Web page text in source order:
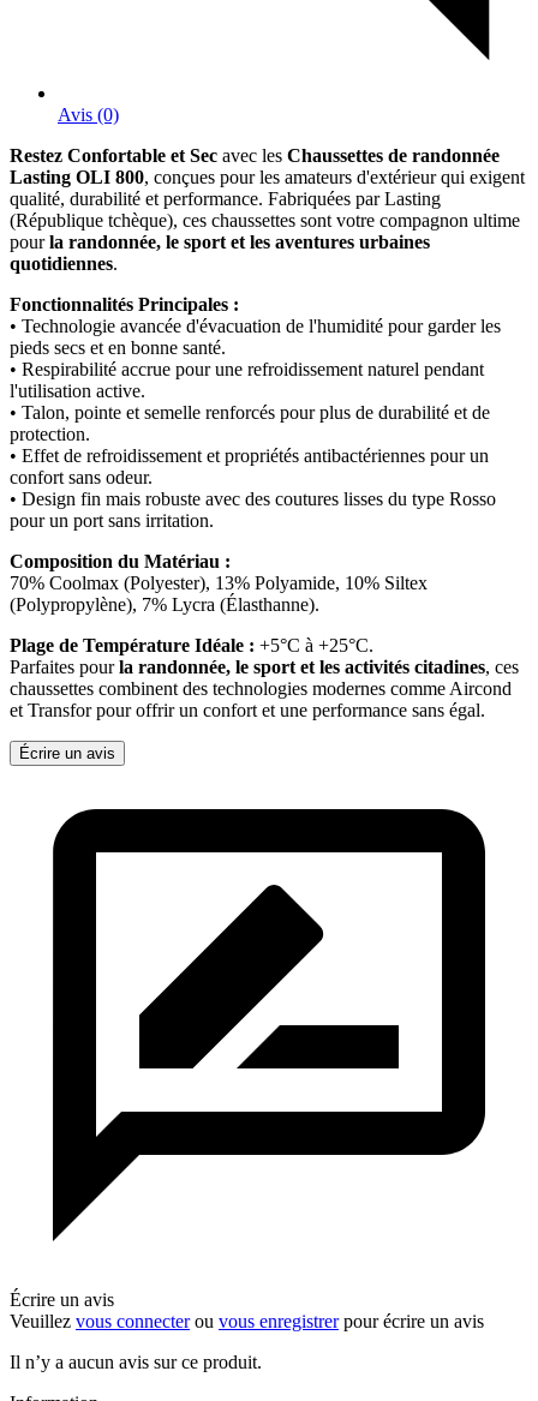
Avis (0)
Restez Confortable et Sec avec les Chaussettes de randonnée
Lasting OLI 800, conçues pour les amateurs d'extérieur qui exigent
qualité, durabilité et performance. Fabriquées par Lasting
(République tchèque), ces chaussettes sont votre compagnon ultime
pourla randonnée, le sport et les aventures urbaines
quotidiennes.
Fonctionnalités Principales :
• Technologie avancée d'évacuation de l'humidité pour garder les
pieds secs et en bonne santé.
• Respirabilité accrue pour une refroidissement naturel pendant
l'utilisation active.
• Talon, pointe et semelle renforcés pour plus de durabilité et de
protection.
• Effet de refroidissement et propriétés antibactériennes pour un
confort sans odeur.
• Design fin mais robuste avec des coutures lisses du type Rosso
pour un port sans irritation.
Composition du Matériau :
70% Coolmax (Polyester), 13% Polyamide, 10% Siltex
(Polypropylène), 7% Lycra (Élasthanne).
Plage de Température Idéale : +5°C à +25°C.
Parfaites pourla randonnée, le sport et les activités citadines, ces
chaussettes combinent des technologies modernes comme Aircond
et Transfor pour offrir un confort et une performance sans égal.
Écrire un avis
Écrire un avis
Veuillez vous connecterou vous enregistrerpour écrire un avis
Il n’y a aucun avis sur ce produit.